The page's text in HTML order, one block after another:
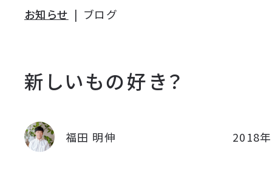
お知らせ ブログ
新しいもの好き？
2018
福田 明伸